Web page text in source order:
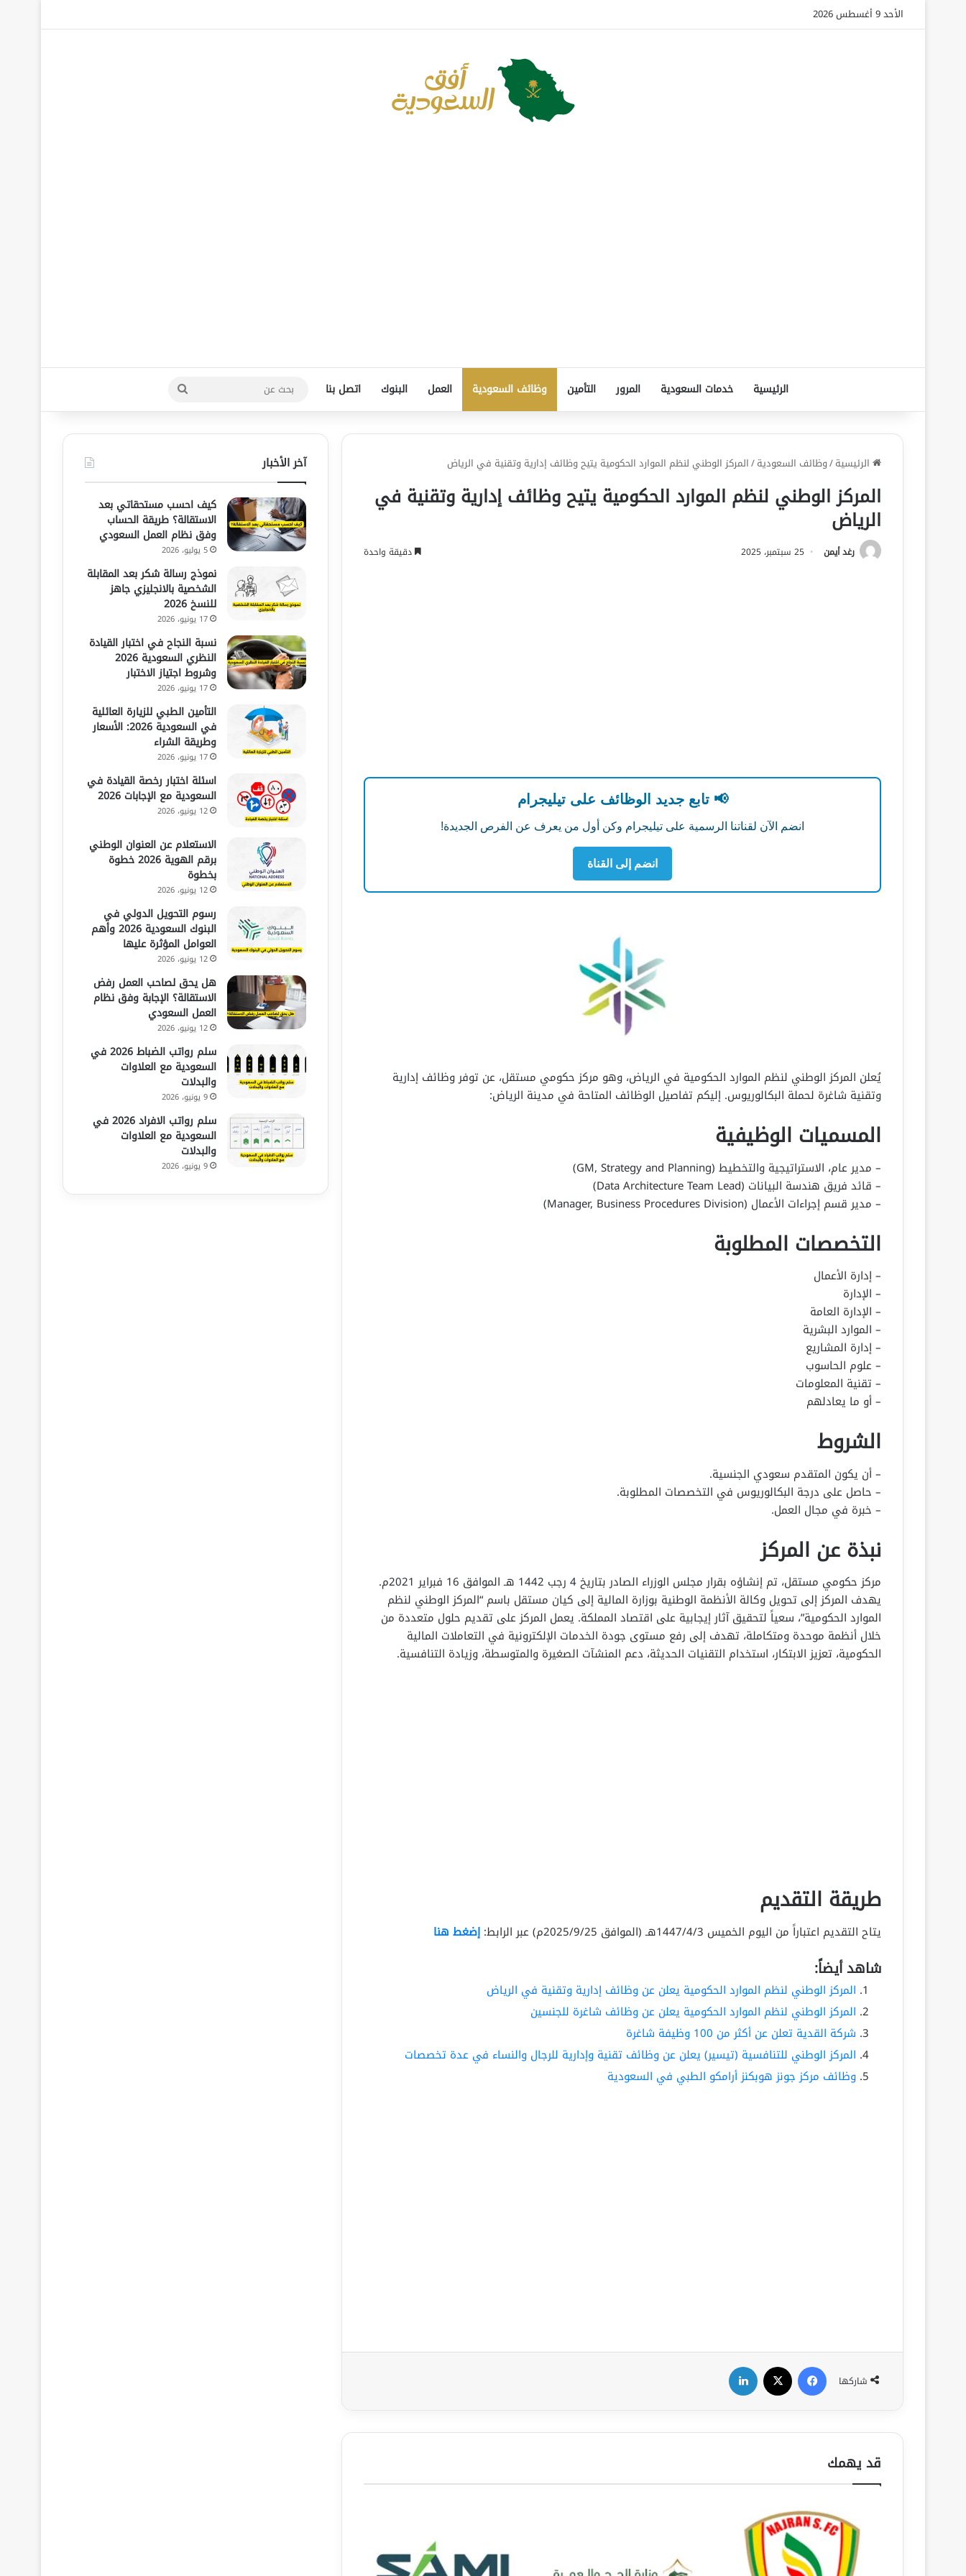
الأحد 9 أغسطس 2026
الرئيسية خدمات السعودية المرور التأمين وظائف السعودية العمل البنوك اتصل بنا
بحث
عن
الرئيسية/وظائف السعودية/المركز الوطني لنظم الموارد الحكومية يتيح وظائف إدارية وتقنية في الرياض
المركز الوطني لنظم الموارد الحكومية يتيح وظائف إدارية وتقنية في
الرياض
رغد أيمن 25 سبتمبر، 2025 دقيقة واحدة
📢 تابع جديد الوظائف على تيليجرام
انضم الآن لقناتنا الرسمية على تيليجرام وكن أول من يعرف عن الفرص الجديدة!
انضم إلى القناة
يُعلن المركز الوطني لنظم الموارد الحكومية في الرياض، وهو مركز حكومي مستقل، عن توفر وظائف إدارية
وتقنية شاغرة لحملة البكالوريوس. إليكم تفاصيل الوظائف المتاحة في مدينة الرياض:
المسميات الوظيفية
– مدير عام، الاستراتيجية والتخطيط (GM, Strategy and Planning)
– قائد فريق هندسة البيانات (Data Architecture Team Lead)
– مدير قسم إجراءات الأعمال (Manager, Business Procedures Division)
التخصصات المطلوبة
– إدارة الأعمال
– الإدارة
– الإدارة العامة
– الموارد البشرية
– إدارة المشاريع
– علوم الحاسوب
– تقنية المعلومات
– أو ما يعادلهم
الشروط
– أن يكون المتقدم سعودي الجنسية.
– حاصل على درجة البكالوريوس في التخصصات المطلوبة.
– خبرة في مجال العمل.
نبذة عن المركز
مركز حكومي مستقل، تم إنشاؤه بقرار مجلس الوزراء الصادر بتاريخ 4 رجب 1442 هـ الموافق 16 فبراير 2021م.
يهدف المركز إلى تحويل وكالة الأنظمة الوطنية بوزارة المالية إلى كيان مستقل باسم “المركز الوطني لنظم
الموارد الحكومية”، سعياً لتحقيق آثار إيجابية على اقتصاد المملكة. يعمل المركز على تقديم حلول متعددة من
خلال أنظمة موحدة ومتكاملة، تهدف إلى رفع مستوى جودة الخدمات الإلكترونية في التعاملات المالية
الحكومية، تعزيز الابتكار، استخدام التقنيات الحديثة، دعم المنشآت الصغيرة والمتوسطة، وزيادة التنافسية.
طريقة التقديم
يتاح التقديم اعتباراً من اليوم الخميس 1447/4/3هـ (الموافق 2025/9/25م) عبر الرابط: إضغط هنا
شاهد أيضاً:
المركز الوطني لنظم الموارد الحكومية يعلن عن وظائف إدارية وتقنية في الرياض
المركز الوطني لنظم الموارد الحكومية يعلن عن وظائف شاغرة للجنسين
شركة القدية تعلن عن أكثر من 100 وظيفة شاغرة
المركز الوطني للتنافسية (تيسير) يعلن عن وظائف تقنية وإدارية للرجال والنساء في عدة تخصصات
وظائف مركز جونز هوبكنز أرامكو الطبي في السعودية
شاركها
فيسبوك
قد يهمك
آخر الأخبار
كيف احسب مستحقاتي بعد
الاستقالة؟ طريقة الحساب
وفق نظام العمل السعودي
5 يوليو، 2026
نموذج رسالة شكر بعد المقابلة
الشخصية بالانجليزي جاهز
للنسخ 2026
17 يونيو، 2026
نسبة النجاح في اختبار القيادة
النظري السعودية 2026
وشروط اجتياز الاختبار
17 يونيو، 2026
التأمين الطبي للزيارة العائلية
في السعودية 2026: الأسعار
وطريقة الشراء
17 يونيو، 2026
اسئلة اختبار رخصة القيادة في
السعودية مع الإجابات 2026
12 يونيو، 2026
الاستعلام عن العنوان الوطني
برقم الهوية 2026 خطوة
بخطوة
12 يونيو، 2026
رسوم التحويل الدولي في
البنوك السعودية 2026 وأهم
العوامل المؤثرة عليها
12 يونيو، 2026
هل يحق لصاحب العمل رفض
الاستقالة؟ الإجابة وفق نظام
العمل السعودي
12 يونيو، 2026
سلم رواتب الضباط 2026 في
السعودية مع العلاوات
والبدلات
9 يونيو، 2026
سلم رواتب الافراد 2026 في
السعودية مع العلاوات
والبدلات
9 يونيو، 2026